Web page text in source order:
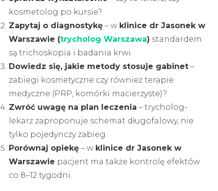
kosmetolog po kursie?
Zapytaj o diagnostykę– w klinice dr Jasonek w
Warszawie (trycholog Warszawa) standardem
są trichoskopia i badania krwi.
Dowiedz się, jakie metody stosuje gabinet–
zabiegi kosmetyczne czy również terapie
medyczne (PRP, komórki macierzyste)?
Zwróć uwagę na plan leczenia – trycholog-
lekarz zaproponuje schemat długofalowy, nie
tylko pojedynczy zabieg.
Porównaj opiekę– w klinice dr Jasonek w
Warszawie pacjent ma także kontrolę efektów
co 8–12 tygodni.